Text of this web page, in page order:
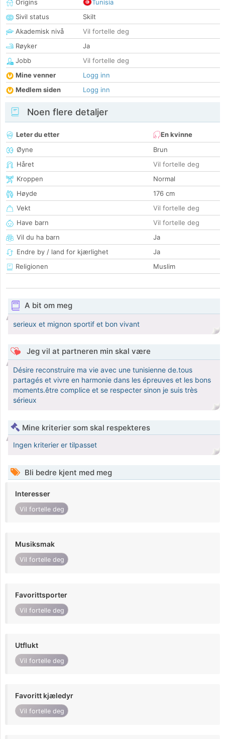
Origins
Tunisia
Sivil status
Skilt
Akademisk nivå
Vil fortelle deg
Røyker
Ja
Jobb
Vil fortelle deg
Mine venner
Logg inn
Medlem siden
Logg inn
Noen flere detaljer
Leter du etter
En kvinne
Øyne
Brun
Håret
Vil fortelle deg
Kroppen
Normal
Høyde
176 cm
Vekt
Vil fortelle deg
Have barn
Vil fortelle deg
Vil du ha barn
Ja
Endre by / land for kjærlighet
Ja
Religionen
Muslim
A bit om meg
serieux et mignon sportif et bon vivant
Jeg vil at partneren min skal være
Désire reconstruire ma vie avec une tunisienne de.tous
partagés et vivre en harmonie dans les épreuves et les bons
moments.être complice et se respecter sinon je suis très
sérieux
Mine kriterier som skal respekteres
Ingen kriterier er tilpasset
Bli bedre kjent med meg
Interesser
Vil fortelle deg
Musiksmak
Vil fortelle deg
Favorittsporter
Vil fortelle deg
Utflukt
Vil fortelle deg
Favoritt kjæledyr
Vil fortelle deg